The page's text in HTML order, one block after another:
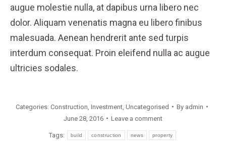
augue molestie nulla, at dapibus urna libero nec
dolor. Aliquam venenatis magna eu libero finibus
malesuada. Aenean hendrerit ante sed turpis
interdum consequat. Proin eleifend nulla ac augue
ultricies sodales.
Categories: Construction Investment, Uncategorised By admin
June 28, 2016
Leave a comment
Tags: build construction news property